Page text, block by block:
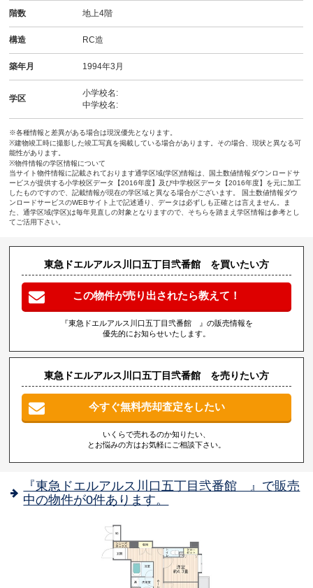
階数 地上4階
構造 RC造
築年月 1994年3月
学区
小学校名:
中学校名:
※各種情報と差異がある場合は現況優先となります。
※建物竣工時に撮影した竣工写真を掲載している場合があります。その場合、現状と異なる可
能性があります。
※物件情報の学区情報について
当サイト物件情報に記載されております通学区域(学区)情報は、国土数値情報ダウンロードサ
ービスが提供する小学校区データ【2016年度】及び中学校区データ【2016年度】を元に加工
したものですので、記載情報が現在の学区域と異なる場合がございます。 国土数値情報ダウ
ンロードサービスのWEBサイト上で記述通り、データは必ずしも正確とは言えません。ま
た、通学区域(学区)は毎年見直しの対象となりますので、そちらを踏まえ学区情報は参考とし
てご活用下さい。
東急ドエルアルス川口五丁目弐番館 を買いたい方
この物件が売り出されたら教えて！
『東急ドエルアルス川口五丁目弐番館 』の販売情報を
優先的にお知らせいたします。
東急ドエルアルス川口五丁目弐番館 を売りたい方
今すぐ無料売却査定をしたい
いくらで売れるのか知りたい、
とお悩みの方はお気軽にご相談下さい。
『東急ドエルアルス川口五丁目弐番館 』で販売
中の物件が0件あります。